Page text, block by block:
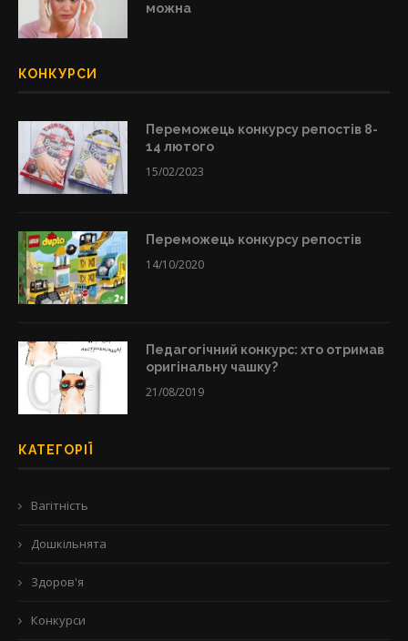
можна
КОНКУРСИ
Переможець конкурсу репостів 8-
14 лютого
15/02/2023
Переможець конкурсу репостів
14/10/2020
Педагогічний конкурс: хто отримав
оригінальну чашку?
21/08/2019
КАТЕГОРІЇ
Вагітність
Дошкільнята
Здоров'я
Конкурси